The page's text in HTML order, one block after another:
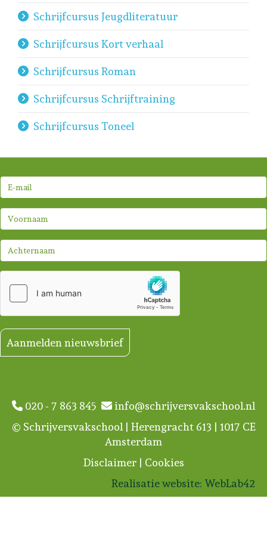
Schrijfcursus Jeugdliteratuur
Schrijfcursus Kort verhaal
Schrijfcursus Roman
Schrijfcursus Schrijftraining
Schrijfcursus Toneel
Aanmelden nieuwsbrief
020 - 7 863 845
info@schrijversvakschool.nl
© Schrijversvakschool | Herengracht 613 | 1017 CE
Amsterdam
Disclaimer| Cookies
Realisatie website: WebLab42